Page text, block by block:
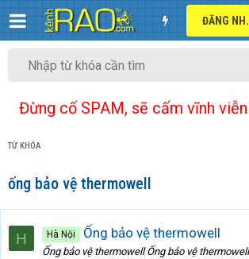
Đừng cố SPAM, sẽ cấm vĩnh
TỪ KHÓA
ống bảo vệ thermowell
H Hà Nội Ống bảo vệ thermowell
Ống bảo vệ thermowell Ống bảo vệ